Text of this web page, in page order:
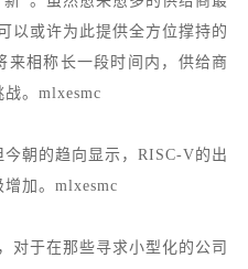
以或许为此提供全方位撑持的
来相称长一段时间内，供给商
。mlxesmc
朝的趋向显示，RISC-V的出
加。mlxesmc
对于在那些寻求小型化的公司